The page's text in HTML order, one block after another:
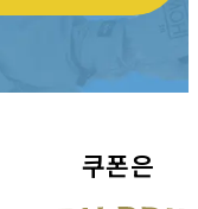
쿠폰은